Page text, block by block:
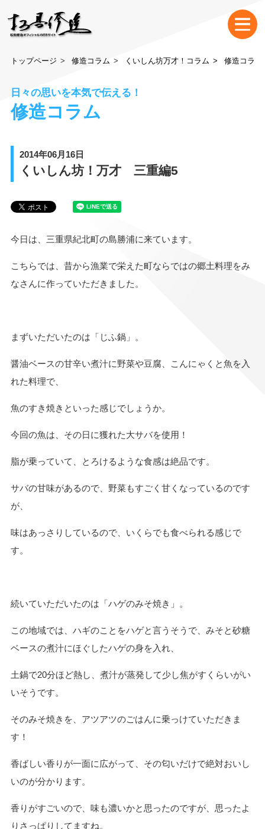
トップページ 修造コラム くいしん坊万才！コラム 修造コラム
日々の思いを本気で伝える！
修造コラム
2014年06月16日
くいしん坊！万才 三重編5
今日は、三重県紀北町の島勝浦に来ています。
こちらでは、昔から漁業で栄えた町ならではの郷土料理をみ
なさんに作っていただきました。
まずいただいたのは「じふ鍋」。
醤油ベースの甘辛い煮汁に野菜や豆腐、こんにゃくと魚を入
れた料理で、
魚のすき焼きといった感じでしょうか。
今回の魚は、その日に獲れた大サバを使用！
脂が乗っていて、とろけるような食感は絶品です。
サバの甘味があるので、野菜もすごく甘くなっているのです
が、
味はあっさりしているので、いくらでも食べられる感じで
す。
続いていただいたのは「ハゲのみそ焼き」。
この地域では、ハギのことをハゲと言うそうで、みそと砂糖
ベースの煮汁にほぐしたハゲの身を入れ、
土鍋で20分ほど熱し、煮汁が蒸発して少し焦がすくらいがい
いそうです。
そのみそ焼きを、アツアツのごはんに乗っけていただきま
す！
香ばしい香りが一面に広がって、その匂いだけで絶対おいし
いのが分かります。
香りがすごいので、味も濃いかと思ったのですが、思ったよ
りさっぱりしてますね。